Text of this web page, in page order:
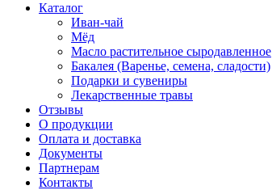
Каталог
Иван-чай
Мёд
Масло растительное сыродавленное
Бакалея (Варенье, семена, сладости)
Подарки и сувениры
Лекарственные травы
Отзывы
О продукции
Оплата и доставка
Документы
Партнерам
Контакты